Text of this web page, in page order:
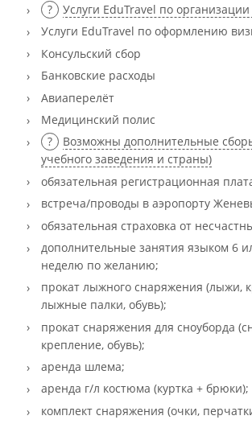
Услуги EduTravel по
Услуги EduTravel по оформлению
Консульский сбор
Банковские расходы
Авиаперелёт
Медицинский полис
Возможны дополнительные
учебного заведения и страны)
обязательная регистрационная
встреча/проводы в аэропорту
обязательная страховка от
дополнительные занятия языком 6
неделю по желанию;
прокат лыжного снаряжения (лыжи,
лыжные палки, обувь);
прокат снаряжения для сноуборда
крепление, обувь);
аренда шлема;
аренда г/л костюма (куртка + брюки);
комплект снаряжения (очки,